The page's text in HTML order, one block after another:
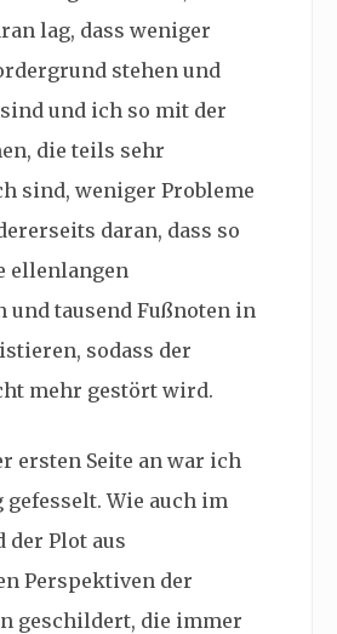
lag, dass weniger
stehen und
und ich so mit der
die teils sehr
sind, weniger Probleme
daran, dass so
ellenlangen
und tausend Fußnoten in
sodass der
mehr gestört wird.
ersten Seite an war ich
Wie auch im
der Plot aus
Perspektiven der
geschildert, die immer